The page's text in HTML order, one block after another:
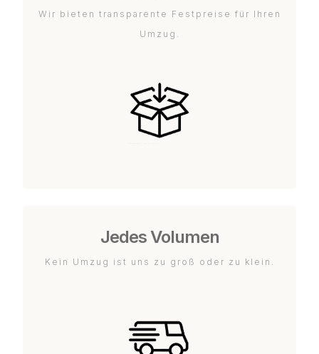
Wir bieten transparente Festpreise für Ihren
Umzug.
Jedes Volumen
Kein Umzug ist uns zu groß oder zu klein.